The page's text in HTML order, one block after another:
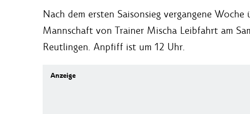
Nach dem ersten Saisonsieg vergangene
Mannschaft von Trainer Mischa Leibfahrt am
Reutlingen. Anpfiff ist um 12 Uhr.